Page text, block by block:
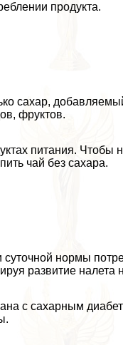
продукта.
сахар,
фруктов.
питания. Чтобы
чай без сахара.
нормы
развитие налета
с сахарным